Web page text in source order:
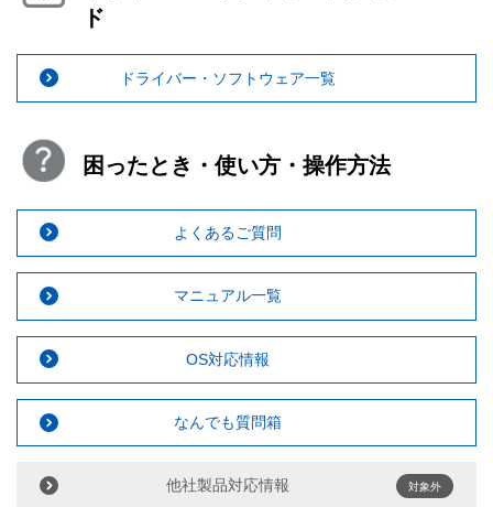
ド
ドライバー・ソフトウェア一覧
困ったとき・使い方・操作方法
よくあるご質問
マニュアル一覧
OS対応情報
なんでも質問箱
他社製品対応情報 対象外